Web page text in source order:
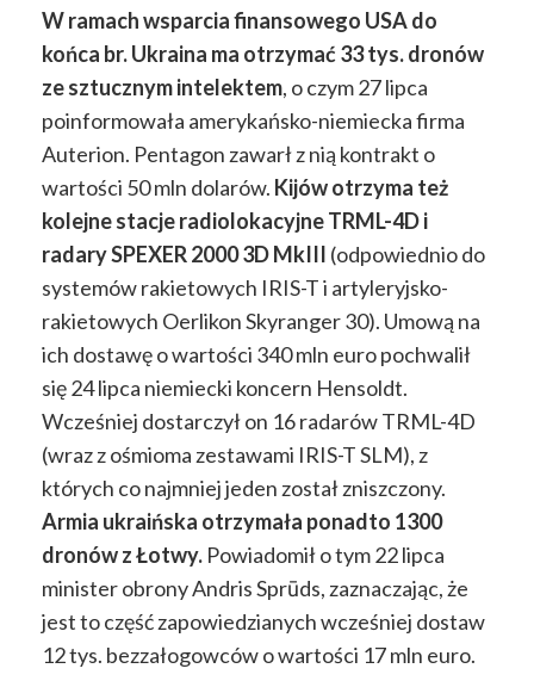
W ramach wsparcia finansowego USA do
końca br. Ukraina ma otrzymać 33 tys. dronów
ze sztucznym intelektem, o czym 27 lipca
poinformowała amerykańsko-niemiecka firma
Auterion. Pentagon zawarł z nią kontrakt o
wartości 50 mln dolarów. Kijów otrzyma też
kolejne stacje radiolokacyjne TRML-4D i
radary SPEXER 2000 3D MkIII (odpowiednio do
systemów rakietowych IRIS-T i artyleryjsko-
rakietowych Oerlikon Skyranger 30). Umową na
ich dostawę o wartości 340 mln euro pochwalił
się 24 lipca niemiecki koncern Hensoldt.
Wcześniej dostarczył on 16 radarów TRML-4D
(wraz z ośmioma zestawami IRIS-T SLM), z
których co najmniej jeden został zniszczony.
Armia ukraińska otrzymała ponadto 1300
dronów z Łotwy. Powiadomił o tym 22 lipca
minister obrony Andris Sprūds, zaznaczając, że
jest to część zapowiedzianych wcześniej dostaw
12 tys. bezzałogowców o wartości 17 mln euro.